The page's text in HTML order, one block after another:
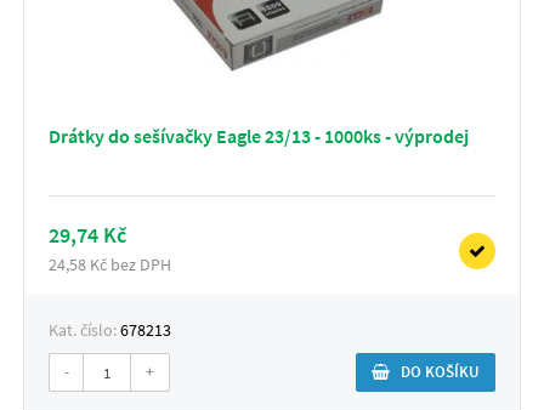
Drátky do sešívačky Eagle 23/13 - 1000ks - výprodej
29,74 Kč
24,58 Kč bez DPH
Kat. číslo:678213
- + DO KOŠÍKU